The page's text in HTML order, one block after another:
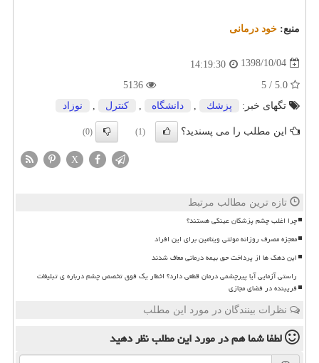
منبع: خود درمانی
1398/10/04
14:19:30
تگهای خبر:
پزشك دانشگاه كنترل نوزاد
این مطلب را می پسندید؟ (1)
(0)
X
تازه ترین مطالب مرتبط
چرا اغلب چشم پزشکان عینکی هستند؟
معجزه مصرف روزانه مولتی ویتامین برای این افراد
این دهک ها از پرداخت حق بیمه درمانی معاف شدند
راستی آزمایی آیا پیرچشمی درمان قطعی دارد؟ اخطار یک فوق تخصص چشم درباره ی تبلیغات
فریبنده در فضای مجازی
نظرات بینندگان در مورد این مطلب
لطفا شما همدر مورد این مطلبنظر دهید